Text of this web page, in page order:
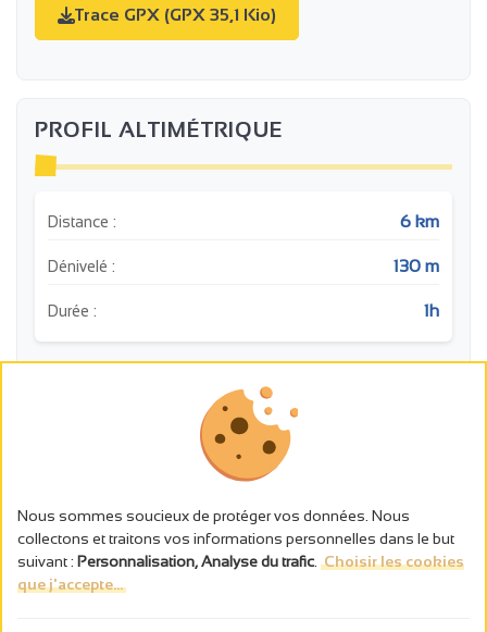
Trace GPX (GPX 35,1 Kio)
PROFIL ALTIMÉTRIQUE
Distance : 6 km
Dénivelé : 130 m
Durée : 1h
260
280
Nous sommes soucieux de protéger vos données. Nous
collectons et traitons vos informations personnelles dans le but
suivant : Personnalisation, Analyse du trafic Choisir les cookies
que j'accepte...